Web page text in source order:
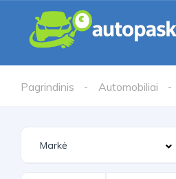
Pagrindinis Automobiliai